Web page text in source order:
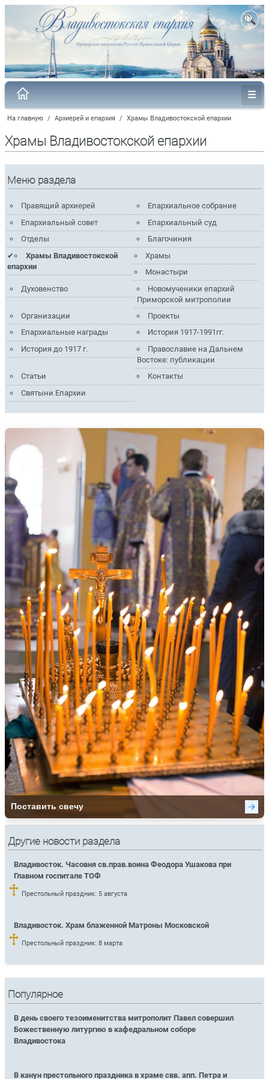
На главную / Архиерей и епархия / Храмы Владивостокской епархии
Храмы Владивостокской епархии
Меню раздела
Правящий архиерей
Епархиальное собрание
Епархиальный совет
Епархиальный суд
Отделы
Благочиния
Храмы Владивостокской
епархии
Храмы
Монастыри
Духовенство
Новомученики епархий
Приморской митрополии
Организации
Проекты
Епархиальные награды
История 1917-1991гг.
История до 1917 г.
Православие на Дальнем
Востоке: публикации
Статьи
Контакты
Святыни Епархии
Другие новости раздела
Владивосток. Часовня св.прав.воина Феодора Ушакова при
Главном госпитале ТОФ
Престольный праздник: 5 августа
Владивосток. Храм блаженной Матроны Московской
Престольный праздник: 8 марта
Популярное
В день своего тезоименитства митрополит Павел совершил
Божественную литургию в кафедральном соборе
Владивостока
В канун престольного праздника в храме свв. апп. Петра и